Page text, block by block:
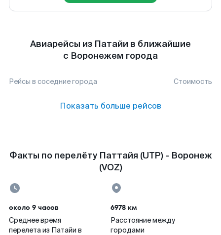
Авиарейсы из Патайи в ближайшие
с Воронежем города
Рейсы в соседние города Стоимость
Показать больше рейсов
Факты по перелёту Паттайя (UTP) - Воронеж
(VOZ)
около 9 часов
Среднее время
перелета из Патайи в
6978 км
Расстояние между
городами